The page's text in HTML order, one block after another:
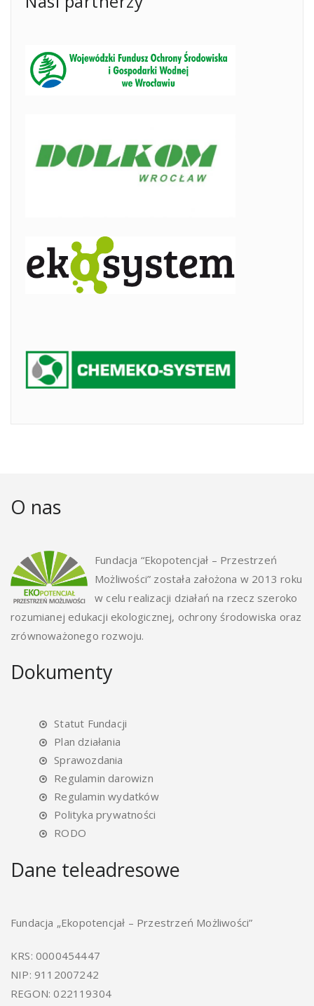
O nas
Fundacja “Ekopotencjał – Przestrzeń
Możliwości” została założona w 2013 roku
w celu realizacji działań na rzecz szeroko
rozumianej edukacji ekologicznej, ochrony środowiska oraz
zrównoważonego rozwoju.
Dokumenty
Statut Fundacji
Plan działania
Sprawozdania
Regulamin darowizn
Regulamin wydatków
Polityka prywatności
RODO
Dane teleadresowe
Fundacja „Ekopotencjał – Przestrzeń Możliwości”
KRS: 0000454447
NIP: 9112007242
REGON: 022119304